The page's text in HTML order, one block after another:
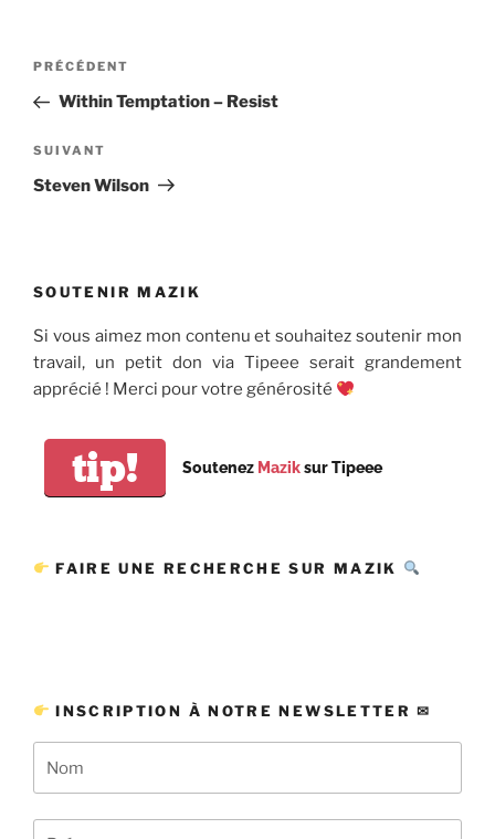
Navigation
l’article
Article
précédent
PRÉCÉDENT
Within Temptation – Resist
Article
suivant
SUIVANT
Steven Wilson
SOUTENIR MAZIK
Si vous aimez mon contenu et souhaitez soutenir mon
travail, un petit don via Tipeee serait grandement
apprécié ! Merci pour votre générosité
tip! Soutenez Maziksur Tipeee
FAIRE UNE RECHERCHE SUR MAZIK
INSCRIPTION À NOTRE NEWSLETTER ✉